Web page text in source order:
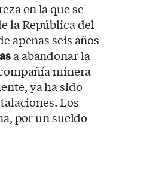
en la que se
la República del
apenas seis años
a abandonar la
minera
ya ha sido
Los
por un sueldo